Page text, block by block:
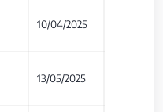
10/04/2025
13/05/2025